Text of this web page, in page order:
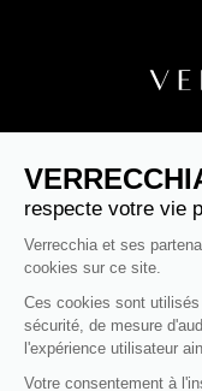
D'EXCEPTION
Groupe familial et
Verrecchia est
logements neufs en
matériau naturel,
techniques,
le groupe
acteurs référents
La conception des
respecte votre vie
Verrecchia et ses
cookies sur ce site.
Ces cookies sont
sécurité, de mesure
l'expérience utilisateur
Votre consentement à